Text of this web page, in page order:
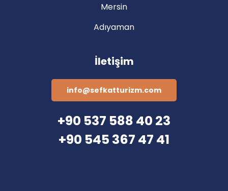
Mersin
Adıyaman
İletişim
info@sefkatturizm.com
+90 537 588 40 23
+90 545 367 47 41